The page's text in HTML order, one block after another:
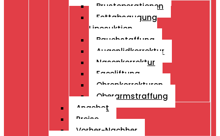
Brustoperationen
Fettabsaugung
Liposuktion
Bauchstaffung
Augenlidkorrektur
Nasenkorrektur
Faceliftung
Ohrenkorrekturen
Oberarmstraffung
Angebot
Preise
Vorher-Nachher